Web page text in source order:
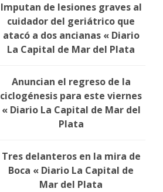
Imputan de lesiones graves al
cuidador del geriátrico que
atacó a dos ancianas « Diario
La Capital de Mar del Plata
Anuncian el regreso de la
ciclogénesis para este viernes
« Diario La Capital de Mar del
Plata
Tres delanteros en la mira de
Boca « Diario La Capital de
Mar del Plata